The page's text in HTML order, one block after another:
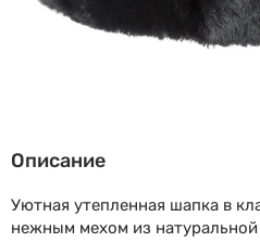
Описание
Уютная утепленная шапка в
нежным мехом из